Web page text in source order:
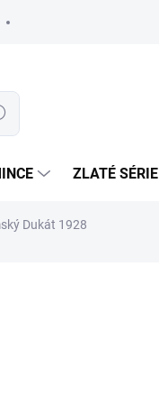
ZLATÉ SÉRIE
Dukát 1928